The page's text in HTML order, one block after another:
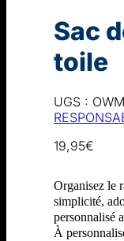
Sac
toile
UGS :
19,95€
Organisez le
simplicité,
personnalisé
À